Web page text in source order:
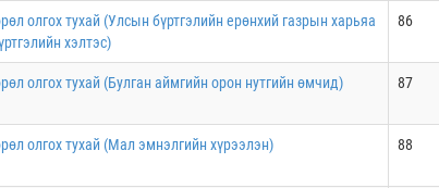
олгох тухай (Улсын бүртгэлийн ерөнхий газрын харьяа
хэлтэс)
86
олгох тухай (Булган аймгийн орон нутгийн өмчид) 87
олгох тухай (Мал эмнэлгийн хүрээлэн) 88